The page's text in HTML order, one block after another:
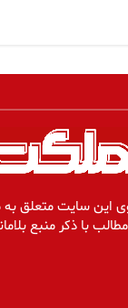
این سایت متعلق به
با ذکر منبع